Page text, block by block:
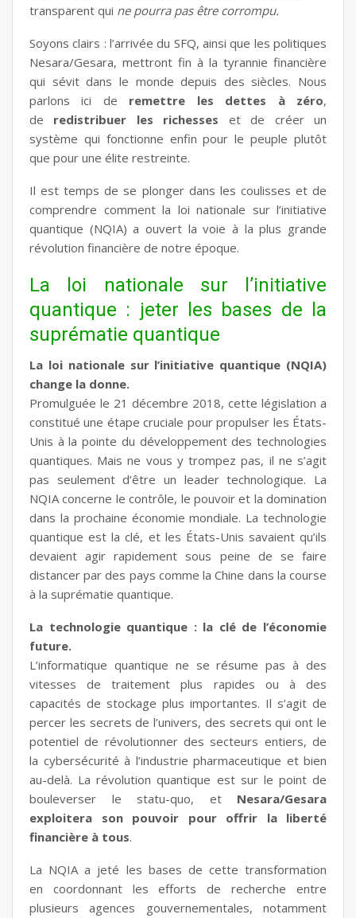
transparent qui ne pourra pas être corrompu.
Soyons clairs : l’arrivée du SFQ, ainsi que les politiques
Nesara/Gesara, mettront fin à la tyrannie financière
qui sévit dans le monde depuis des siècles. Nous
parlons ici de remettre les dettes à zéro,
de redistribuer les richesses et de créer un
système qui fonctionne enfin pour le peuple plutôt
que pour une élite restreinte.
Il est temps de se plonger dans les coulisses et de
comprendre comment la loi nationale sur l’initiative
quantique (NQIA) a ouvert la voie à la plus grande
révolution financière de notre époque.
La loi nationale sur l’initiative
quantique : jeter les bases de la
suprématie quantique
La loi nationale sur l’initiative quantique (NQIA)
change la donne.
Promulguée le 21 décembre 2018, cette législation a
constitué une étape cruciale pour propulser les États-
Unis à la pointe du développement des technologies
quantiques. Mais ne vous y trompez pas, il ne s’agit
pas seulement d’être un leader technologique. La
NQIA concerne le contrôle, le pouvoir et la domination
dans la prochaine économie mondiale. La technologie
quantique est la clé, et les États-Unis savaient qu’ils
devaient agir rapidement sous peine de se faire
distancer par des pays comme la Chine dans la course
à la suprématie quantique.
La technologie quantique : la clé de l’économie
future.
L’informatique quantique ne se résume pas à des
vitesses de traitement plus rapides ou à des
capacités de stockage plus importantes. Il s’agit de
percer les secrets de l’univers, des secrets qui ont le
potentiel de révolutionner des secteurs entiers, de
la cybersécurité à l’industrie pharmaceutique et bien
au-delà. La révolution quantique est sur le point de
bouleverser le statu-quo, et Nesara/Gesara
exploitera son pouvoir pour offrir la liberté
financière à tous.
La NQIA a jeté les bases de cette transformation
en coordonnant les efforts de recherche entre
plusieurs agences gouvernementales, notamment